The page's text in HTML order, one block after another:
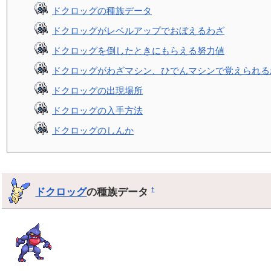
ドクロッグの種族データ
ドクロッグがレベルアップでおぼえるわざ
ドクロッグを倒したときにもらえる努力値
ドクロッグがわざマシン、ひでんマシンで覚えられ
ドクロッグの出現場所
ドクロッグの入手方法
ドクロッグのしんか
ドクロッグの種族データ†